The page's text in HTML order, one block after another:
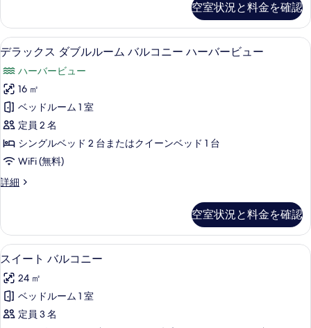
の
写
真
を
表
示
す
る
細
ム
バ
ル
コ
ニ
ー
の
す
べ
て
真
を
表
示
す
ス
ダ
ブ
ル
ー
ム
バ
ル
コ
ニ
ー
の
詳
空室状況と料金を確認
デ
ッ
ク
ス
ダ
ブ
ル
ム
バ
ル
コ
ニ
ー
高級寝具、ノートパソコン用作業ス
6
デラックス ダブルルーム バルコニー ハーバービュー
ハーバービュー
16 ㎡
ベッドルーム 1 室
定員 2 名
シングルベッド 2 台またはクイーンベッド 1 台
WiFi (無料)
詳細
デ
ス
ダ
ブ
ル
ー
ム
バ
空室状況と料金を確認
ス
イ
ー
ト
バ
スイート バルコニー | 高級寝具、ノ
8
スイート バルコニー
24 ㎡
ベッドルーム 1 室
定員 3 名